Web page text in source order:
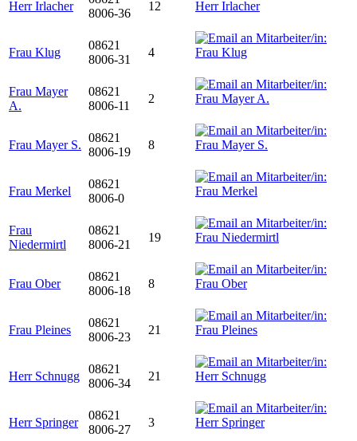
Herr Irlacher
8006-36
12
Frau Klug
08621
8006-31
4
Frau Mayer
A.
08621
8006-11
2
Frau Mayer S.
08621
8006-19
8
Frau Merkel
08621
8006-0
Frau
Niedermirtl
08621
8006-21
19
Frau Ober
08621
8006-18
8
Frau Pleines
08621
8006-23
21
Herr Schnugg
08621
8006-34
21
Herr Springer
08621
8006-27
3